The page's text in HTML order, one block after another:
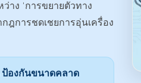
าง 'การขยายตัวทาง
ฎการชดเชยการอุ่นเครื่อง
ป้องกันขนาดคลาด